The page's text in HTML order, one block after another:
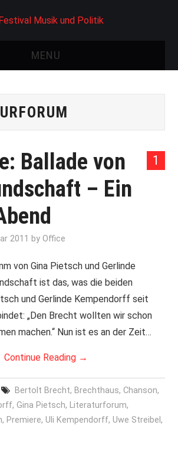
MENU
1
Ballade von
– Ein
2011 byOffice
von Gina Pietsch und Gerlinde
ist das, was die beiden
und Gerlinde Kempendorff seit
„Den Brecht wollten wir schon
machen.“ Nun ist es an der Zeit…
Continue Reading →
Bertolt Brecht, Brechthaus, Chanson,
,Gina Pietsch, Literaturforum,
, Premiere,Uli Kempendorff,Uwe Streibel,